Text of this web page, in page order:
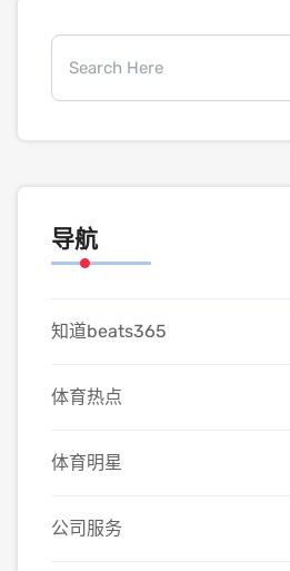
导航
知道beats365
体育热点
体育明星
公司服务